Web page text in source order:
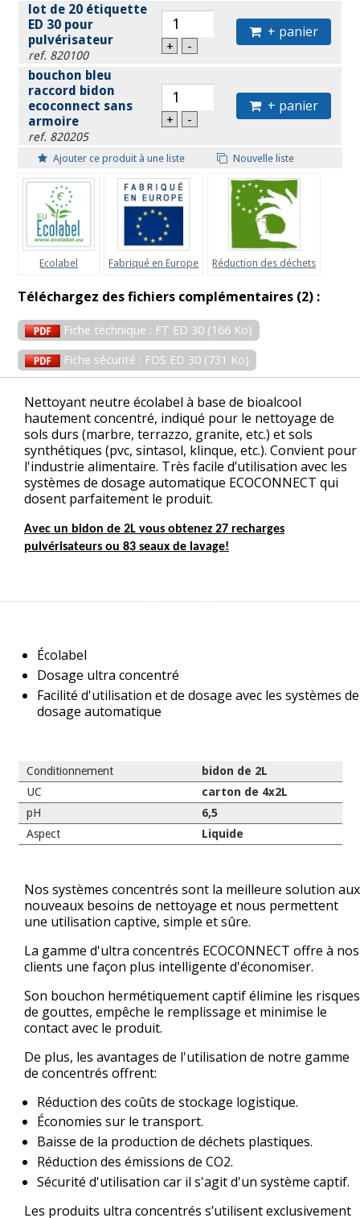
lot de 20 étiquette
ED 30 pour
pulvérisateur
ref. 820100
+ -
+ panier
bouchon bleu
raccord bidon
ecoconnect sans
armoire
ref. 820205
+ -
+ panier
Ajouter ce produit à une liste Nouvelle liste
Ecolabel Fabriqué en Europe Réduction des déchets
Téléchargez des fichiers complémentaires (2) :
Fiche technique : FT ED 30 (166 Ko)
Fiche sécurité : FDS ED 30 (731 Ko)
Nettoyant neutre écolabel à base de bioalcool
hautement concentré, indiqué pour le nettoyage de
sols durs (marbre, terrazzo, granite, etc.) et sols
synthétiques (pvc, sintasol, klinque, etc.). Convient pour
l'industrie alimentaire. Très facile d’utilisation avec les
systèmes de dosage automatique ECOCONNECT qui
dosent parfaitement le produit.
Avec un bidon de 2L vous obtenez 27 recharges
pulvérisateurs ou 83 seaux de lavage!
Écolabel
Dosage ultra concentré
Facilité d'utilisation et de dosage avec les systèmes de
dosage automatique
Conditionnement
bidon de 2L
UC
carton de 4x2L
pH
6,5
Aspect
Liquide
Nos systèmes concentrés sont la meilleure solution aux
nouveaux besoins de nettoyage et nous permettent
une utilisation captive, simple et sûre.
La gamme d'ultra concentrés ECOCONNECT offre à nos
clients une façon plus intelligente d'économiser.
Son bouchon hermétiquement captif élimine les risques
de gouttes, empêche le remplissage et minimise le
contact avec le produit.
De plus, les avantages de l'utilisation de notre gamme
de concentrés offrent:
Réduction des coûts de stockage logistique.
Économies sur le transport.
Baisse de la production de déchets plastiques.
Réduction des émissions de CO2.
Sécurité d'utilisation car il s'agit d'un système captif.
Les produits ultra concentrés s’utilisent exclusivement